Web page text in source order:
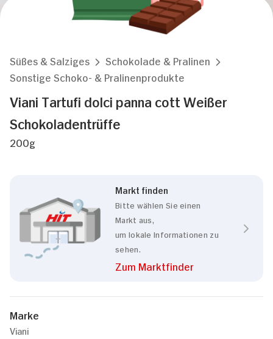
Süßes & Salziges
Schokolade & Pralinen
Sonstige Schoko- & Pralinenprodukte
Viani Tartufi dolci panna cott Weißer
Schokoladentrüffe
200g
Markt finden
Bitte wählen Sie einen
Markt aus,
um lokale Informationen zu
sehen.
Zum Marktfinder
Marke
Viani